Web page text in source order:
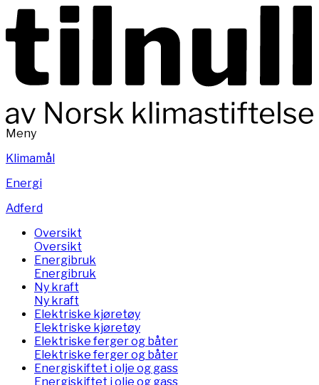
Meny
Klimamål
Energi
Adferd
Oversikt
Oversikt
Energibruk
Energibruk
Ny kraft
Ny kraft
Elektriske kjøretøy
Elektriske kjøretøy
Elektriske ferger og båter
Elektriske ferger og båter
Energiskiftet i olje og gass
Energiskiftet i olje og gass